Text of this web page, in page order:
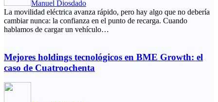
Manuel Diosdado
La movilidad eléctrica avanza rápido, pero hay algo que no debería
cambiar nunca: la confianza en el punto de recarga. Cuando
hablamos de cargar un vehículo…
Mejores holdings tecnológicos en BME Growth: el
caso de Cuatroochenta